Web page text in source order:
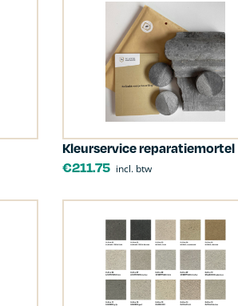
Kleurservice reparatiemortel
€211.75 incl. btw